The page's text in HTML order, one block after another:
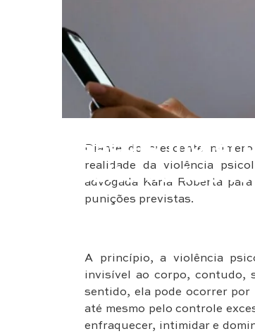
Assédio moral
oculta na
Diante do crescente
realidade da violência
advogada Karla Roberta
punições previstas.
A princípio, a violência
invisível ao corpo, contudo,
sentido, ela pode ocorrer por
até mesmo pelo controle
enfraquecer, intimidar e